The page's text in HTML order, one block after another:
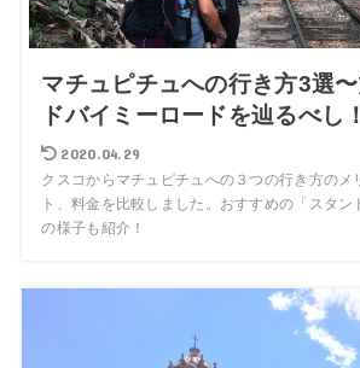
マチュピチュへの行き方3選
ドバイミーロードを辿るべし
2020.04.29
クスコからマチュピチュへの３つの行き方のメ
ト、料金を比較しました。おすすめの「スタン
の様子も紹介！